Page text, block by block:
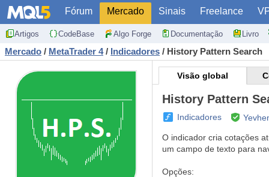
Fórum Mercado Sinais Freelance
Artigos CodeBase Algo Forge Documentação Livro
Mercado / MetaTrader 4 / Indicadores / History Pattern Search
Visão global
History Pattern
Indicadores
O indicador cria cotações
um campo de texto para
Opções: